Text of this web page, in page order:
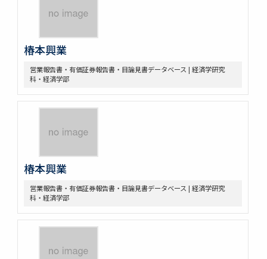
椿本興業
営業報告書・有価証券報告書・目論見書データベース | 経済学研究
科・経済学部
椿本興業
営業報告書・有価証券報告書・目論見書データベース | 経済学研究
科・経済学部